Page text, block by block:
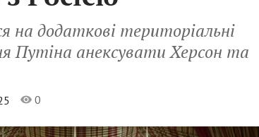
на додаткові територіальні
Путіна анексувати Херсон та
0